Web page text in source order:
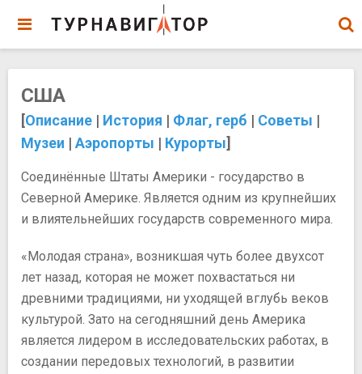
США
[Описание | История | Флаг, герб | Советы |
Музеи | Аэропорты | Курорты]
Соединённые Штаты Америки - государство в
Северной Америке. Является одним из крупнейших
и влиятельнейших государств современного мира.
«Молодая страна», возникшая чуть более двухсот
лет назад, которая не может похвастаться ни
древними традициями, ни уходящей вглубь веков
культурой. Зато на сегодняшний день Америка
является лидером в исследовательских работах, в
создании передовых технологий, в развитии